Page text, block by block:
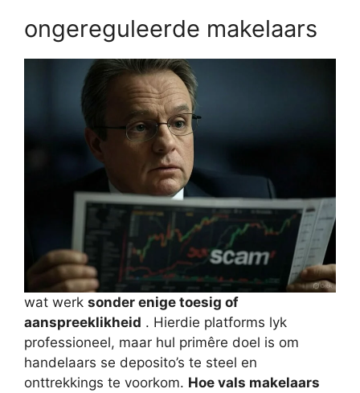
ongereguleerde makelaars
wat werk sonder enige toesig of
aanspreeklikheid . Hierdie platforms lyk
professioneel, maar hul primêre doel is om
handelaars se deposito’s te steel en
onttrekkings te voorkom. Hoe vals makelaars